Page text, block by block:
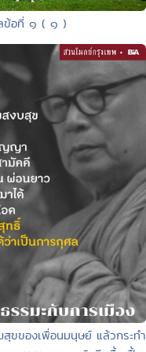
ข้อที่ ๑ ( ๑ )
ขของเพื่อนมนุษย์ แล้วกระทำ